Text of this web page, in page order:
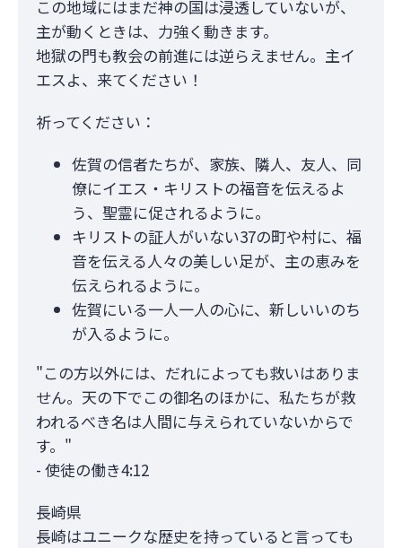
この地域にはまだ神の国は浸透していないが、
主が動くときは、力強く動きます。
地獄の門も教会の前進には逆らえません。主イ
エスよ、来てください！
祈ってください：
佐賀の信者たちが、家族、隣人、友人、同
僚にイエス・キリストの福音を伝えるよ
う、聖霊に促されるように。
キリストの証人がいない37の町や村に、福
音を伝える人々の美しい足が、主の恵みを
伝えられるように。
佐賀にいる一人一人の心に、新しいいのち
が入るように。
"この方以外には、だれによっても救いはありま
せん。天の下でこの御名のほかに、私たちが救
われるべき名は人間に与えられていないからで
す。"
- 使徒の働き4:12
長崎県
長崎はユニークな歴史を持っていると言っても